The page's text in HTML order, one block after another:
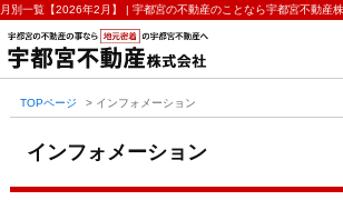
TOPページ > インフォメーション
インフォメーション